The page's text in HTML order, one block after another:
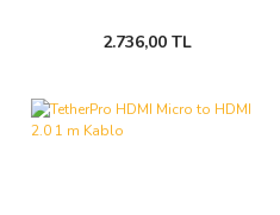
2.736,00 TL